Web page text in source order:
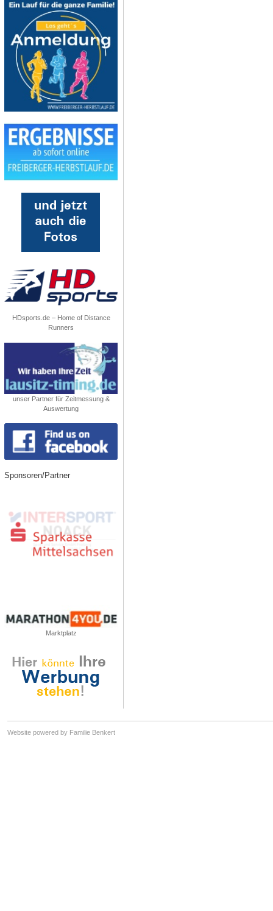
HDsports.de – Home of Distance
Runners
unser Partner für Zeitmessung &
Auswertung
Sponsoren/Partner
Marktplatz
Website powered by Familie Benkert